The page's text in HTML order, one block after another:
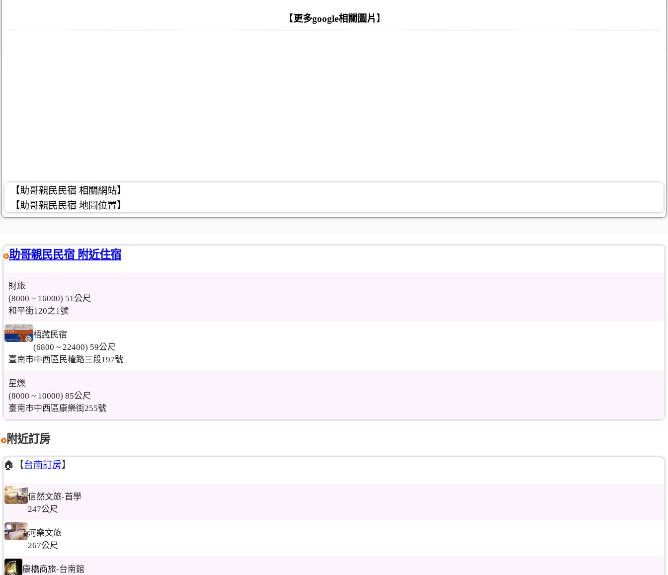
【 更多google相關圖片 】
【助哥親民民宿 相關網站】
【助哥親民民宿 地圖位置】
助哥親民民宿 附近住宿
財旅
(8000 ~ 16000) 51公尺
和平街120之1號
梧藏民宿
(6800 ~ 22400) 59公尺
臺南市中西區民權路三段197號
星爍
(8000 ~ 10000) 85公尺
臺南市中西區康樂街255號
附近訂房
🏠【台南訂房】
信然文旅-首學
247公尺
河樂文旅
267公尺
康橋商旅-台南館